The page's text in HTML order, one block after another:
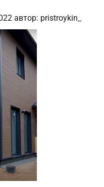
автор: pristroykin_